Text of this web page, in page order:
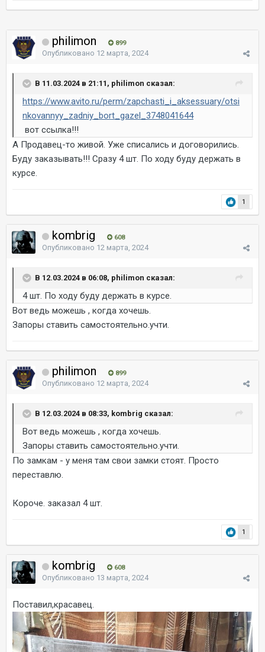
philimon 899
Опубликовано 12 марта, 2024
В 11.03.2024 в 21:11, philimon сказал:
https://www.avito.ru/perm/zapchasti_i_aksessuary/otsi
nkovannyy_zadniy_bort_gazel_3748041644
вот ссылка!!!
А Продавец-то живой. Уже списались и договорились.
Буду заказывать!!! Сразу 4 шт. По ходу буду держать в
курсе.
1
kombrig 608
Опубликовано 12 марта, 2024
В 12.03.2024 в 06:08, philimon сказал:
4 шт. По ходу буду держать в курсе.
Вот ведь можешь , когда хочешь.
Запоры ставить самостоятельно.учти.
philimon 899
Опубликовано 12 марта, 2024
В 12.03.2024 в 08:33, kombrig сказал:
Вот ведь можешь , когда хочешь.
Запоры ставить самостоятельно.учти.
По замкам - у меня там свои замки стоят. Просто
переставлю.
Короче. заказал 4 шт.
1
kombrig 608
Опубликовано 13 марта, 2024
Поставил,красавец.